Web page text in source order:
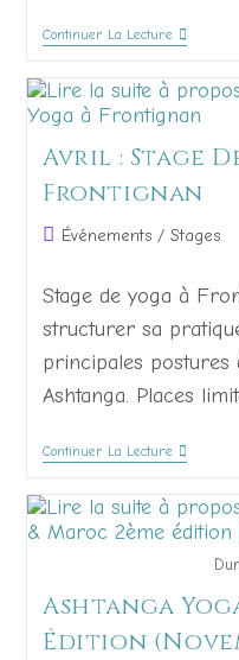
Continuer La Lecture
Avril : Stage
Frontignan
Événements / Stages
Stage de yoga à
structurer sa
principales postures
Ashtanga. Places
Continuer La Lecture
Ashtanga
Édition